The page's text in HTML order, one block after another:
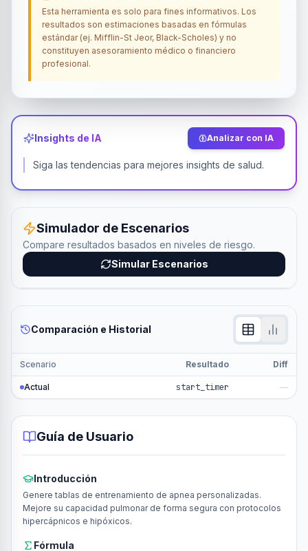
Esta herramienta es solo para fines informativos. Los
resultados son estimaciones basadas en fórmulas
estándar (ej. Mifflin-St Jeor, Black-Scholes) y no
constituyen asesoramiento médico o financiero
profesional.
Insights de IA Analizar con IA
Siga las tendencias para mejores insights de salud.
Simulador de Escenarios
Compare resultados basados en niveles de riesgo.
Simular Escenarios
Comparación e Historial
Scenario Resultado Diff
Actual start_timer —
Guía de Usuario
Introducción
Genere tablas de entrenamiento de apnea personalizadas.
Mejore su capacidad pulmonar de forma segura con protocolos
hipercápnicos e hipóxicos.
Fórmula